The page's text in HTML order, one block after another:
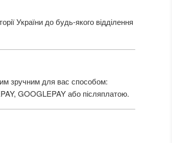
України до будь-якого відділення
зручним для вас способом:
GOOGLEPAY або післяплатою.